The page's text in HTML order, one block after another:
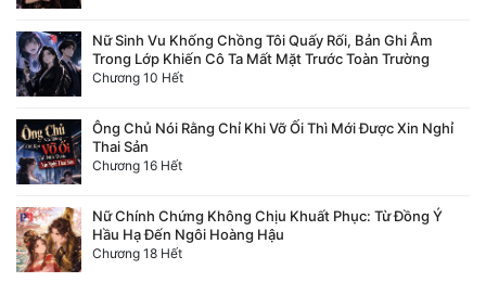
Trùng Sinh
Trọng Sinh
Tu Chân
Tu Tiên
Tội Phạm
Vô Địch
Nữ Sinh Vu Khống Chồng Tôi Quấy Rối, Bản Ghi Âm
Trong Lớp Khiến Cô Ta Mất Mặt Trước Toàn Trường
Chương 10 Hết
Ông Chủ Nói Rằng Chỉ Khi Vỡ Ối Thì Mới Được Xin Nghỉ
Thai Sản
Chương 16 Hết
Nữ Chính Chứng Không Chịu Khuất Phục: Từ Đồng Ý
Hầu Hạ Đến Ngôi Hoàng Hậu
Chương 18 Hết